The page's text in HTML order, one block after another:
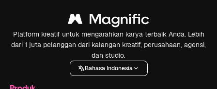
Platform kreatif untuk mengarahkan karya terbaik Anda. Lebih
dari 1 juta pelanggan dari kalangan kreatif, perusahaan, agensi,
dan studio.
Bahasa Indonesia